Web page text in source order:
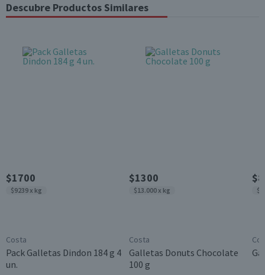
Descubre Productos Similares
$1700
$9239 x kg
Costa
Pack Galletas Dindon 184 g 4
un.
$1300
$13.000 x kg
Costa
Galletas Donuts Chocolate
100 g